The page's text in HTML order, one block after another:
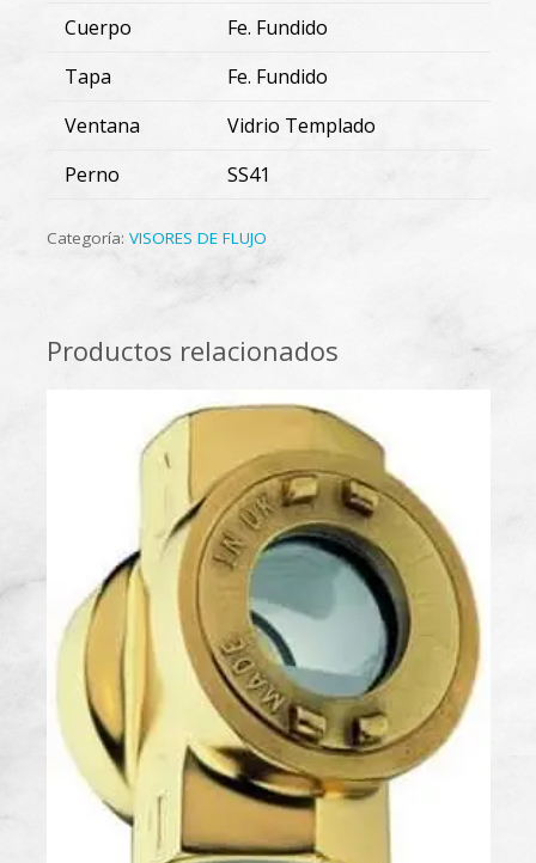
Cuerpo
Fe. Fundido
Tapa
Fe. Fundido
Ventana
Vidrio Templado
Perno
SS41
Categoría: VISORES DE FLUJO
Productos relacionados